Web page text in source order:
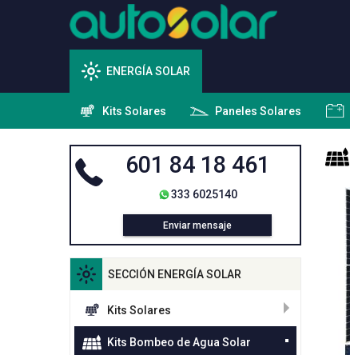
ENERGÍA SOLAR
Kits Solares Paneles Solares
601 84 18 461
333 6025140
Enviar mensaje
SECCIÓN ENERGÍA SOLAR
Kits Solares
Kits Bombeo de Agua Solar